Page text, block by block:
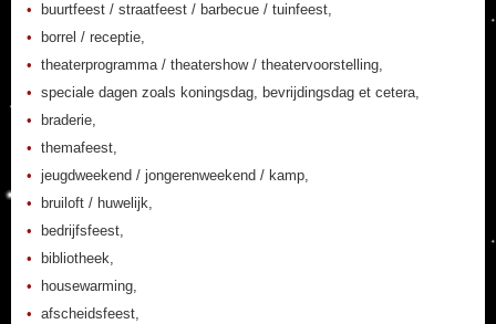
buurtfeest / straatfeest / barbecue / tuinfeest,
borrel / receptie,
theaterprogramma / theatershow / theatervoorstelling,
speciale dagen zoals koningsdag, bevrijdingsdag et cetera,
braderie,
themafeest,
jeugdweekend / jongerenweekend / kamp,
bruiloft / huwelijk,
bedrijfsfeest,
bibliotheek,
housewarming,
afscheidsfeest,